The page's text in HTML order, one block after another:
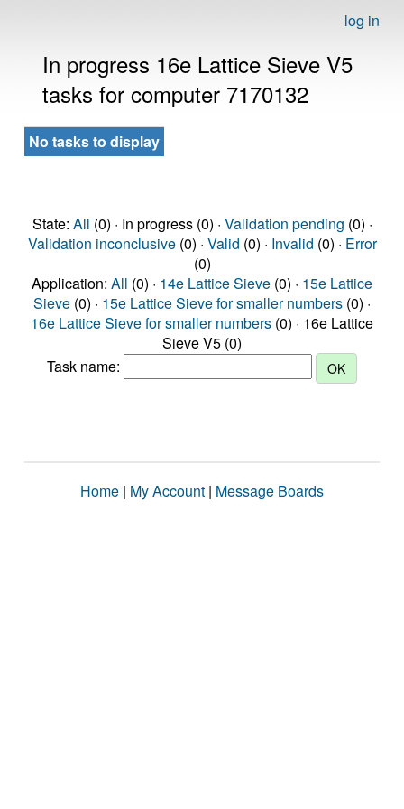
log in
In progress 16e Lattice Sieve V5
tasks for computer 7170132
No tasks to display
State: All (0) · In progress (0) · Validation pending (0) ·
Validation inconclusive(0) · Valid (0) · Invalid (0) · Error
(0)
Application: All (0) · 14e Lattice Sieve (0) · 15e Lattice
Sieve (0) · 15e Lattice Sieve for smaller numbers (0) ·
16e Lattice Sieve for smaller numbers (0) · 16e Lattice
Sieve V5 (0)
Task name:
Home | My Account | Message Boards